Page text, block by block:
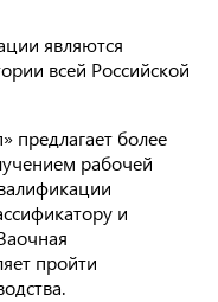
являются
всей Российской
предлагает более
рабочей
и
пройти